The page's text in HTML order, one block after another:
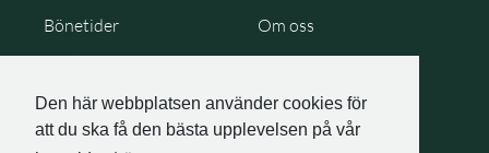
Den här webbplatsen använder cookies för
att du ska få den bästa upplevelsen på vår
Bönetider
Om oss
Cookie Policy
Personuppgiftspolicy